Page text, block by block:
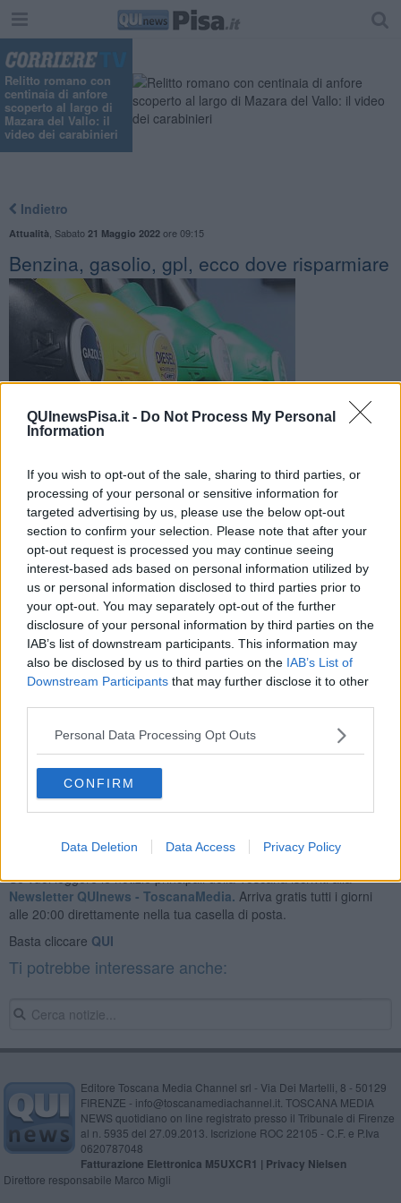
QUInewsPisa.it - Do Not Process My Personal
Information
If you wish to opt-out of the sale, sharing to third parties, or
processing of your personal or sensitive information for
targeted advertising by us, please use the below opt-out
section to confirm your selection. Please note that after your
opt-out request is processed you may continue seeing
interest-based ads based on personal information utilized by
us or personal information disclosed to third parties prior to
your opt-out. You may separately opt-out of the further
disclosure of your personal information by third parties on the
IAB’s list of downstream participants. This information may
also be disclosed by us to third parties on the IAB’s List of
Downstream Participants that may further disclose it to other
Personal Data Processing Opt Outs
CONFIRM
Data Deletion Data Access Privacy Policy
Relitto romano con
centinaia di anfore
scoperto al largo di
Mazara del Vallo: il
video dei carabinieri
Indietro
Attualità Sabato 21 Maggio 2022ore 09:15
Benzina, gasolio, gpl, ecco dove risparmiare
Ecco l'elenco dei prezzi del carburante in provincia di Pisa.
Comune per comune gli impianti più economici dove fare
rifornimento.
PROVINCIA DI PISA —Questi i prezzi dei carburantirilevati al
giorno 21 maggio 2022dalMinistero dello sviluppo
economico
Se vuoi leggere le notizie principali della Toscana iscriviti alla
Newsletter QUInews - ToscanaMedia. Arriva gratis tutti i giorni
alle 20:00 direttamente nella tua casella di posta.
Basta cliccare QUI
Ti potrebbe interessare anche:
Editore Toscana Media Channel srl - Via Dei Martelli, 8 - 50129
FIRENZE - info@toscanamediachannel.it. TOSCANA MEDIA
NEWS quotidiano on line registrato presso il Tribunale di Firenze
al n. 5935 del 27.09.2013. Iscrizione ROC 22105 - C.F. e P.Iva
0620787048
Fatturazione Elettronica M5UXCR1 | Privacy Nielsen
Direttore responsabile Marco Migli